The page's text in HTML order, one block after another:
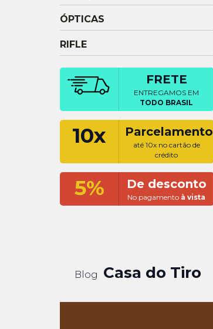
ÓPTICAS
RIFLE
FRETE
ENTREGAMOS EM
TODO BRASIL
10x Parcelamento
até 10x no cartão de
crédito
5% De desconto
No pagamento à vista
Blog Casa do Tiro